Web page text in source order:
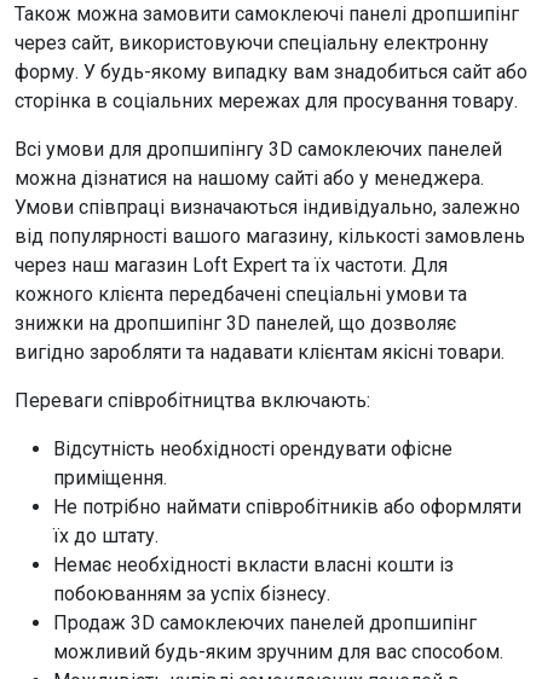
Також можна замовити самоклеючі панелі дропшипінг
через сайт, використовуючи спеціальну електронну
форму. У будь-якому випадку вам знадобиться сайт або
сторінка в соціальних мережах для просування товару.
Всі умови для дропшипінгу 3D самоклеючих панелей
можна дізнатися на нашому сайті або у менеджера.
Умови співпраці визначаються індивідуально, залежно
від популярності вашого магазину, кількості замовлень
через наш магазин Loft Expert та їх частоти. Для
кожного клієнта передбачені спеціальні умови та
знижки на дропшипінг 3D панелей, що дозволяє
вигідно заробляти та надавати клієнтам якісні товари.
Переваги співробітництва включають:
Відсутність необхідності орендувати офісне
приміщення.
Не потрібно наймати співробітників або оформляти
їх до штату.
Немає необхідності вкласти власні кошти із
побоюванням за успіх бізнесу.
Продаж 3D самоклеючих панелей дропшипінг
можливий будь-яким зручним для вас способом.